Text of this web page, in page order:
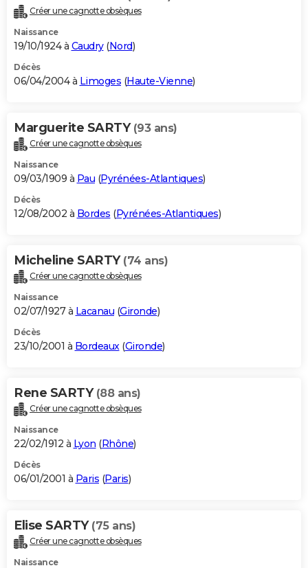
Créer une cagnotte obsèques
Naissance
19/10/1924 à Caudry(Nord)
Décès
06/04/2004 à Limoges (Haute-Vienne)
Marguerite SARTY (93 ans)
Créer une cagnotte obsèques
Naissance
09/03/1909 à Pau (Pyrénées-Atlantiques)
Décès
12/08/2002 à Bordes (Pyrénées-Atlantiques)
Micheline SARTY (74 ans)
Créer une cagnotte obsèques
Naissance
02/07/1927 à Lacanau (Gironde)
Décès
23/10/2001 à Bordeaux(Gironde)
Rene SARTY (88 ans)
Créer une cagnotte obsèques
Naissance
22/02/1912 à Lyon (Rhône)
Décès
06/01/2001 à Paris (Paris)
Elise SARTY (75 ans)
Créer une cagnotte obsèques
Naissance